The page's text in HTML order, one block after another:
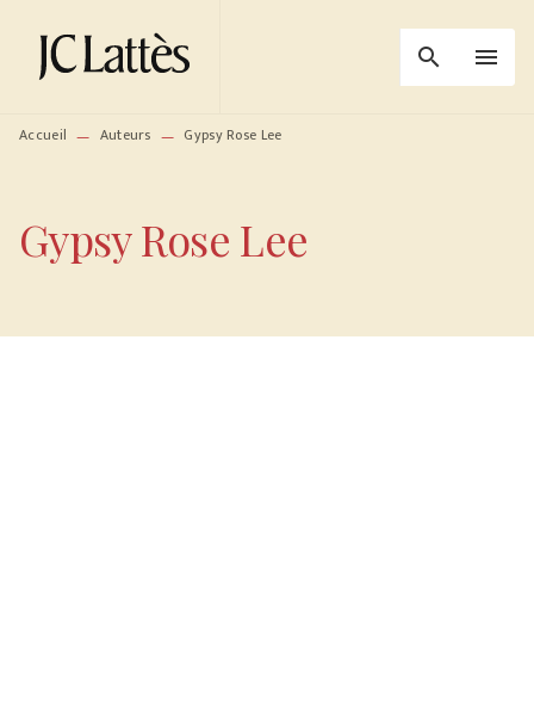
MENU RECHERCHE
PIED DE PAGE
search menu
Accueil — Auteurs — Gypsy Rose Lee
Gypsy Rose Lee